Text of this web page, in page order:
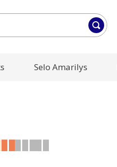
Selo Amarilys